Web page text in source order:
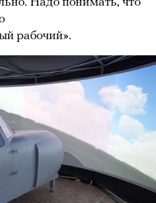
рабочий».